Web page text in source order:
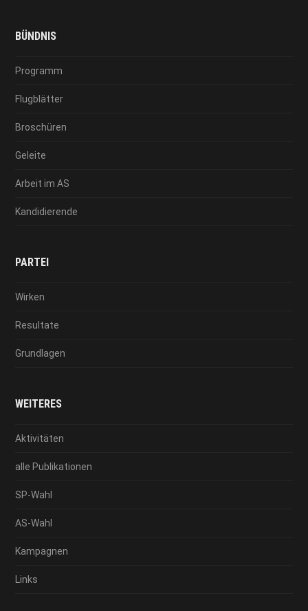
BÜNDNIS
Programm
Flugblätter
Broschüren
Geleite
Arbeit im AS
Kandidierende
PARTEI
Wirken
Resultate
Grundlagen
WEITERES
Aktivitäten
alle Publikationen
SP-Wahl
AS-Wahl
Kampagnen
Links